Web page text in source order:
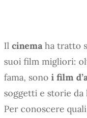
Il cinema ha tratto
suoi film migliori:
fama, sono i film
soggetti e storie
Per conoscere